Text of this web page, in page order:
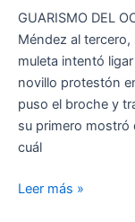
GUARISMO DEL
Méndez al tercero,
muleta intentó
novillo protestón
puso el broche y
su primero mostró
cuál
las
semifinales
Circuito
Madrid
Leer más »